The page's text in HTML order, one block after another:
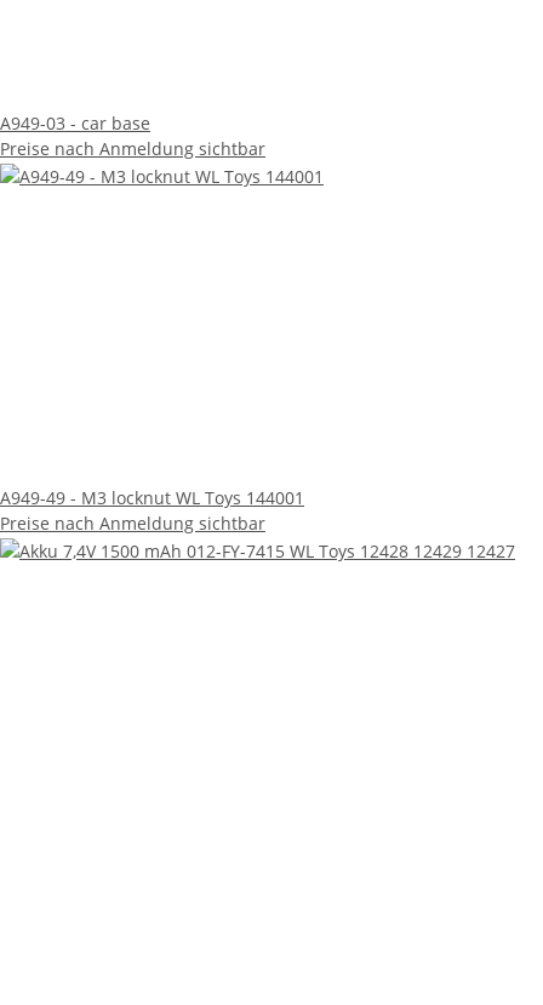
A949-03 - car base
Preise nach Anmeldung sichtbar
A949-49 - M3 locknut WL Toys 144001
Preise nach Anmeldung sichtbar